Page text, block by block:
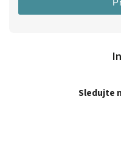
Sledujte